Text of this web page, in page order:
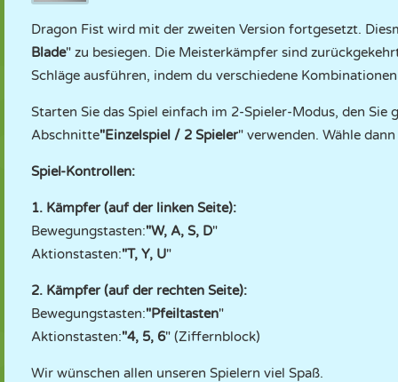
Dragon Fist wird mit der zweiten Version fortgesetzt.
Blade" zu besiegen. Die Meisterkämpfer sind
Schläge ausführen, indem du verschiedene
Starten Sie das Spiel einfach im 2-Spieler-Modus, den Sie
Abschnitte"Einzelspiel / 2 Spieler" verwenden. Wähle
Spiel-Kontrollen:
1. Kämpfer (auf der linken Seite):
Bewegungstasten:"W, A, S, D"
Aktionstasten:"T, Y, U"
2. Kämpfer (auf der rechten Seite):
Bewegungstasten:"Pfeiltasten"
Aktionstasten:"4, 5, 6" (Ziffernblock)
Wir wünschen allen unseren Spielern viel Spaß.